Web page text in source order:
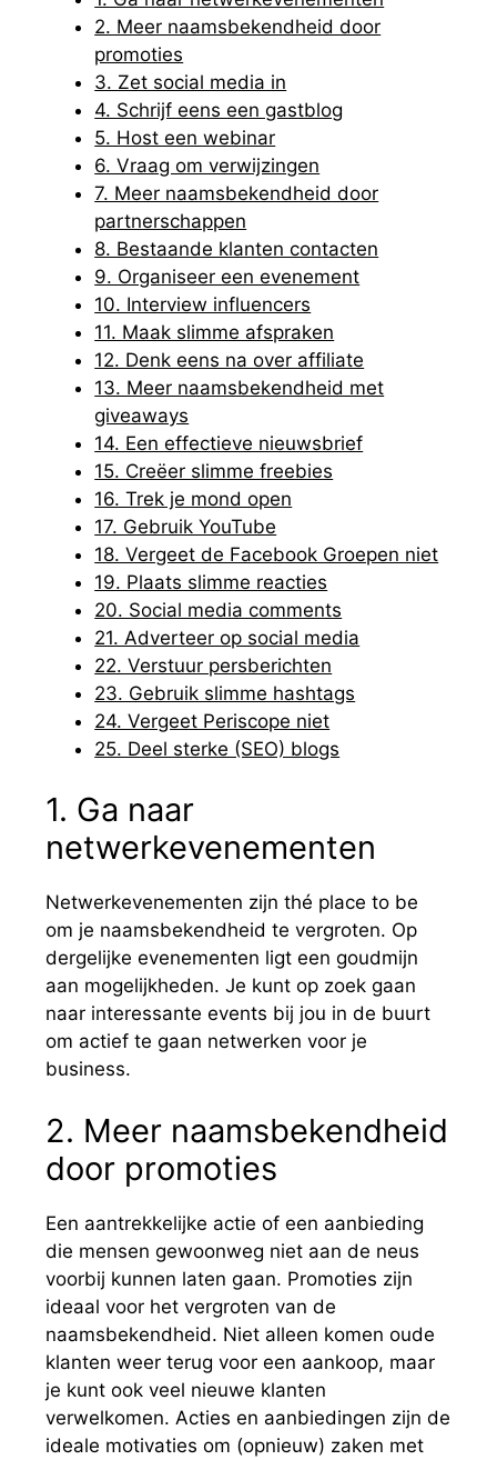
2. Meer naamsbekendheid door
promoties
3. Zet social media in
4. Schrijf eens een gastblog
5. Host een webinar
6. Vraag om verwijzingen
7. Meer naamsbekendheid door
partnerschappen
8. Bestaande klanten contacten
9. Organiseer een evenement
10. Interview influencers
11. Maak slimme afspraken
12. Denk eens na over affiliate
13. Meer naamsbekendheid met
giveaways
14. Een effectieve nieuwsbrief
15. Creëer slimme freebies
16. Trek je mond open
17. Gebruik YouTube
18. Vergeet de Facebook Groepen niet
19. Plaats slimme reacties
20. Social media comments
21. Adverteer op social media
22. Verstuur persberichten
23. Gebruik slimme hashtags
24. Vergeet Periscope niet
25. Deel sterke (SEO) blogs
1. Ga naar
netwerkevenementen
Netwerkevenementen zijn thé place to be
om je naamsbekendheid te vergroten. Op
dergelijke evenementen ligt een goudmijn
aan mogelijkheden. Je kunt op zoek gaan
naar interessante events bij jou in de buurt
om actief te gaan netwerken voor je
business.
2. Meer naamsbekendheid
door promoties
Een aantrekkelijke actie of een aanbieding
die mensen gewoonweg niet aan de neus
voorbij kunnen laten gaan. Promoties zijn
ideaal voor het vergroten van de
naamsbekendheid. Niet alleen komen oude
klanten weer terug voor een aankoop, maar
je kunt ook veel nieuwe klanten
verwelkomen. Acties en aanbiedingen zijn de
ideale motivaties om (opnieuw) zaken met